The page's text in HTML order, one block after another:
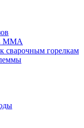
ММА
сварочным горелкам